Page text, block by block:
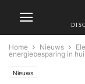
Home Nieuws
energiebesparing in
Nieuws